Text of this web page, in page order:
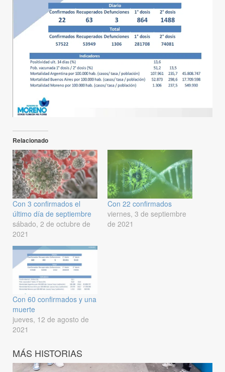
Relacionado
Con 3 confirmados el
último día de septiembre
sábado, 2 de octubre de
2021
Con 22 confirmados
viernes, 3 de septiembre
de 2021
Con 60 confirmados y una
muerte
jueves, 12 de agosto de
2021
MÁS HISTORIAS